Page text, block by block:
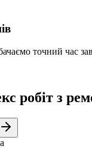
точний час
робіт з